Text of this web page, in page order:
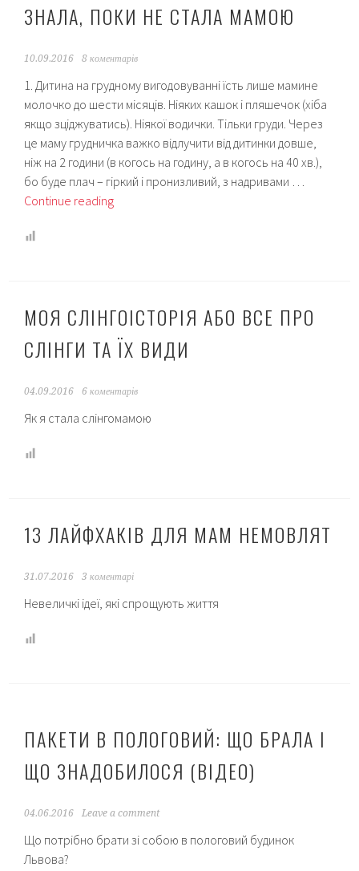
ЗНАЛА, ПОКИ НЕ СТАЛА МАМОЮ
10.09.2016 8 коментарів
1. Дитина на грудному вигодовуванні їсть лише мамине
молочко до шести місяців. Ніяких кашок і пляшечок (хіба
якщо зціджуватись). Ніякої водички. Тільки груди. Через
це маму грудничка важко відлучити від дитинки довше,
ніж на 2 години (в когось на годину, а в когось на 40 хв.),
бо буде плач – гіркий і пронизливий, з надривами …
Continue reading11
я
не
знала,
не
МОЯ СЛІНГОІСТОРІЯ АБО ВСЕ ПРО
СЛІНГИ ТА ЇХ ВИДИ
04.09.2016 6 коментарів
Як я стала слінгомамою
13 ЛАЙФХАКІВ ДЛЯ МАМ НЕМОВЛЯТ
31.07.2016 3 коментарі
Невеличкі ідеї, які спрощують життя
ПАКЕТИ В ПОЛОГОВИЙ: ЩО БРАЛА І
ЩО ЗНАДОБИЛОСЯ (ВІДЕО)
04.06.2016 Leave a comment
Що потрібно брати зі собою в пологовий будинок
Львова?